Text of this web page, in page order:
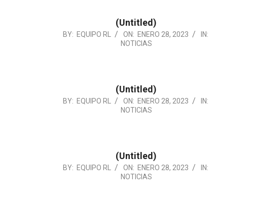
(Untitled)
2023-
BY: EQUIPO RL ON: ENERO 28, 2023
IN:
NOTICIAS
(Untitled)
2023-
BY: EQUIPO RL ON: ENERO 28, 2023
IN:
NOTICIAS
(Untitled)
2023-
BY: EQUIPO RL ON: ENERO 28, 2023
IN:
NOTICIAS